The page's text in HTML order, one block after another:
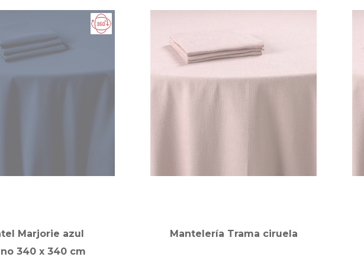
Marjorie azul
340 x 340 cm
Mantelería Trama ciruela